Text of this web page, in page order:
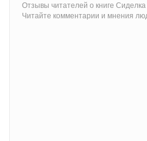
Отзывы читателей о книге
Читайте комментарии и мнения